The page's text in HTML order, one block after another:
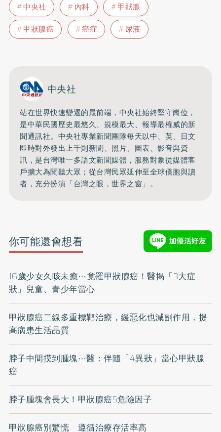
中央社 內科
甲狀腺
甲狀腺癌
癌症 尿液
中央社
站在世界快速變遷的最前端，中央社始終堅守崗位，
是中華民國歷史最悠久、規模最大、報導最權威的新
聞通訊社。中央社專業新聞團隊每天以中、英、日文
即時對外發出上千則新聞、照片、圖表、影音與資
訊，是台灣唯一多語文新聞媒體，服務對象從媒體客
戶擴大為閱聽大眾；從台灣民眾延伸至全球僑胞與讀
者，充分扮演「台灣之眼，世界之窗」。
你可能還會想看
16歲少女久咳未癒⋯竟罹甲狀腺癌！醫揭「3大症
狀」兒童、青少年當心
甲狀腺癌二線多重標靶治療，緩惡化也減副作用，提
高病患生活品質
脖子中間摸到腫塊⋯醫：伴隨「4異狀」當心甲狀腺
癌
脖子腫塊會長大！甲狀腺癌5危險因子
甲狀腺癌別驚慌 遵循治療存活率高